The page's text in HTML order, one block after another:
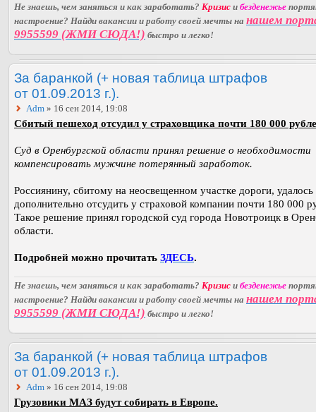
Не знаешь, чем заняться и как заработать? Кризис и безденежье
настроение? Найди вакансии и работу своей мечты на нашем
9955599 (ЖМИ СЮДА!) быстро и легко!
За баранкой (+ новая таблица штрафов
от 01.09.2013 г.).
Adm » 16 сен 2014, 19:08
Сбитый пешеход отсудил у страховщика почти 180 000
Суд в Оренбургской области принял решение о необходимости
компенсировать мужчине потерянный заработок.
Россиянину, сбитому на неосвещенном участке дороги, удалось
дополнительно отсудить у страховой компании почти 180 000
Такое решение принял городской суд города Новотроицк в
области.
Подробней можно прочитать ЗДЕСЬ.
Не знаешь, чем заняться и как заработать? Кризис и безденежье
настроение? Найди вакансии и работу своей мечты на нашем
9955599 (ЖМИ СЮДА!) быстро и легко!
За баранкой (+ новая таблица штрафов
от 01.09.2013 г.).
Adm » 16 сен 2014, 19:08
Грузовики МАЗ будут собирать в Европе.